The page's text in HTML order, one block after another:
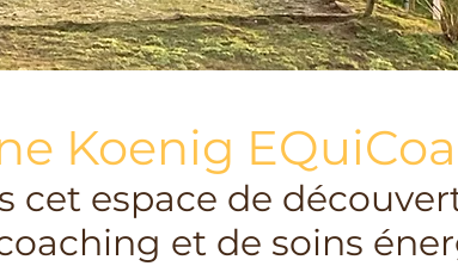
Koenig
cet espace de
et de soins